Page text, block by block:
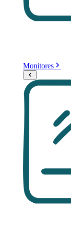
Monitores